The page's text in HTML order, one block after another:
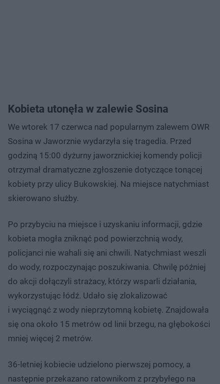
Kobieta utonęła w zalewie Sosina
We wtorek 17 czerwca nad popularnym zalewem OWR
Sosina w Jaworznie wydarzyła się tragedia. Przed
godziną 15:00 dyżurny jaworznickiej komendy policji
otrzymał dramatyczne zgłoszenie dotyczące tonącej
kobiety przy ulicy Bukowskiej. Na miejsce natychmiast
skierowano służby.
Po przybyciu na miejsce i uzyskaniu informacji, gdzie
kobieta mogła zniknąć pod powierzchnią wody,
policjanci nie wahali się ani chwili. Natychmiast weszli
do wody, rozpoczynając poszukiwania. Chwilę później
do akcji dołączyli strażacy, którzy wsparli działania,
wykorzystując łódź. Udało się zlokalizować
i wyciągnąć z wody nieprzytomną kobietę. Znajdowała
się ona około 15 metrów od linii brzegu, na głębokości
mniej więcej 2 metrów.
36-letniej kobiecie udzielono pierwszej pomocy, a
następnie przekazano ratownikom z przybyłego na